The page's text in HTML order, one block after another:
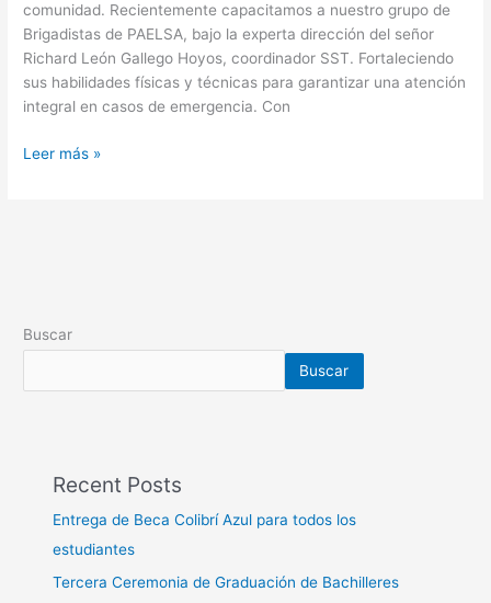
comunidad. Recientemente capacitamos a nuestro grupo de
Brigadistas de PAELSA, bajo la experta dirección del señor
Richard León Gallego Hoyos, coordinador SST. Fortaleciendo
sus habilidades físicas y técnicas para garantizar una atención
integral en casos de emergencia. Con
Leer más »
Buscar
Buscar
Recent Posts
Entrega de Beca Colibrí Azul para todos los
estudiantes
Tercera Ceremonia de Graduación de Bachilleres